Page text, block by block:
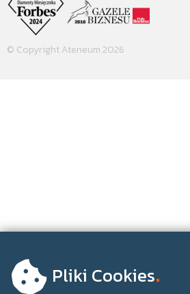
© Copyright Ateneum 2026
Pliki Cookies.